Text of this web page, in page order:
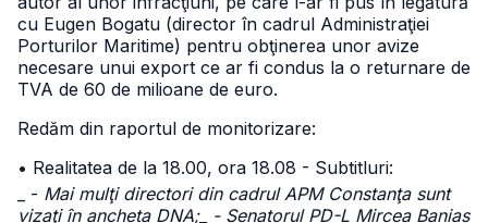
cu Eugen Bogatu (director în cadrul Administraţiei
Porturilor Maritime) pentru obţinerea unor avize
necesare unui export ce ar fi condus la o returnare de
TVA de 60 de milioane de euro.
Redăm din raportul de monitorizare:
• Realitatea de la 18.00, ora 18.08 - Subtitluri:
_ - Mai mulţi directori din cadrul APM Constanţa sunt
vizaţi în ancheta DNA;_ - Senatorul PD-L Mircea Banias